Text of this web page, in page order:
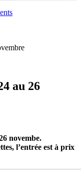
au 26
novembe.
l’entrée est à prix